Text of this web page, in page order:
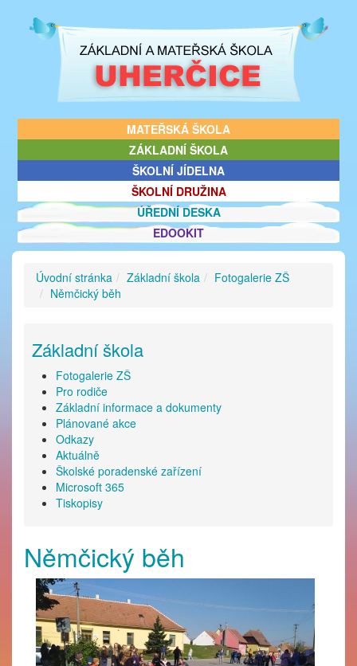
MATEŘSKÁ ŠKOLA
ZÁKLADNÍ ŠKOLA
ŠKOLNÍ JÍDELNA
ŠKOLNÍ DRUŽINA
ÚŘEDNÍ DESKA
EDOOKIT
Úvodní stránka Základní škola
Fotogalerie ZŠ
Němčický běh
Základní škola
Fotogalerie ZŠ
Pro rodiče
Základní informace a dokumenty
Plánované akce
Odkazy
Aktuálně
Školské poradenské zařízení
Microsoft 365
Tiskopisy
Němčický běh